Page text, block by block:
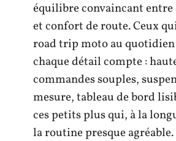
équilibre convaincant
et confort de route. Ceux
road trip moto au quotidien
chaque détail compte :
commandes souples,
mesure, tableau de bord
ces petits plus qui, à la
la routine presque agréable.